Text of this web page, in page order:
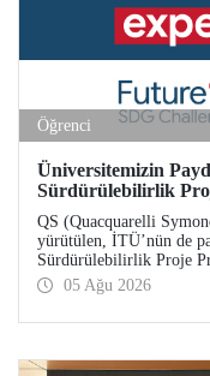
Öğrenci
Üniversitemizin
Sürdürülebilirlik
Başvurularını
QS (Quacquarelli
yürütülen, İTÜ’nün de
Sürdürülebilirlik Proje
başvuruları açıldı.
05 Ağu 2026